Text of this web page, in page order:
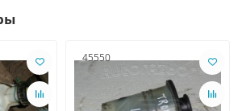
45550